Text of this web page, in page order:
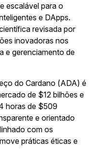
escalável para o
e DApps.
revisada por
inovadoras nos
e gerenciamento de
do Cardano (ADA) é
de $12 bilhões e
horas de $509
e orientado
com os
práticas éticas e